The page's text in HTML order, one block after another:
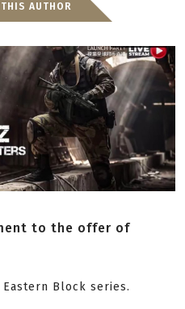
AUTHOR
to the offer of
Block series.